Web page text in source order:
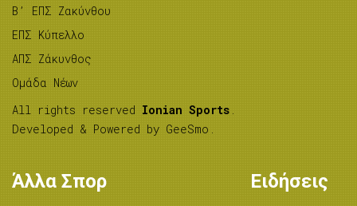
B’ ΕΠΣ Ζακύνθου
ΕΠΣ Κύπελλο
ΑΠΣ Ζάκυνθος
Ομάδα Νέων
All rights reserved Ionian Sports .
Developed & Powered by GeeSmo .
Άλλα Σπορ Ειδήσεις